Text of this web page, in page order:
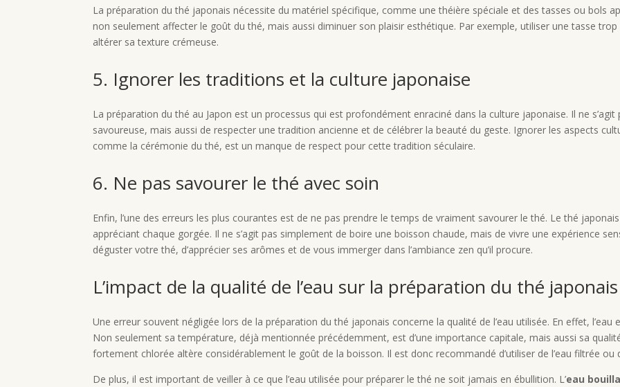
La préparation du thé japonais nécessite du matériel spécifique, comme une théière spéciale et des tasses ou bols
non seulement affecter le goût du thé, mais aussi diminuer son plaisir esthétique. Par exemple, utiliser une tasse
altérer sa texture crémeuse.
5. Ignorer les traditions et la culture japonaise
La préparation du thé au Japon est un processus qui est profondément enraciné dans la culture japonaise. Il ne
savoureuse, mais aussi de respecter une tradition ancienne et de célébrer la beauté du geste. Ignorer les aspects
comme la cérémonie du thé, est un manque de respect pour cette tradition séculaire.
6. Ne pas savourer le thé avec soin
Enfin, l’une des erreurs les plus courantes est de ne pas prendre le temps de vraiment savourer le thé. Le thé
appréciant chaque gorgée. Il ne s’agit pas simplement de boire une boisson chaude, mais de vivre une expérience
déguster votre thé, d’apprécier ses arômes et de vous immerger dans l’ambiance zen qu’il procure.
L’impact de la qualité de l’eau sur la préparation du thé japonais
Une erreur souvent négligée lors de la préparation du thé japonais concerne la qualité de l’eau utilisée. En effet,
Non seulement sa température, déjà mentionnée précédemment, est d’une importance capitale, mais aussi sa
fortement chlorée altère considérablement le goût de la boisson. Il est donc recommandé d’utiliser de l’eau filtrée ou
De plus, il est important de veiller à ce que l’eau utilisée pour préparer le thé ne soit jamais en ébullition. L’eau